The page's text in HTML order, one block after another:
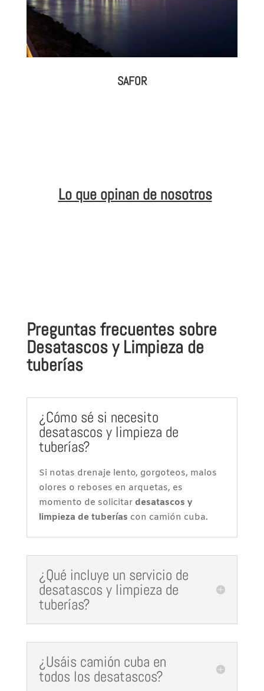
SAFOR
Lo que opinan de nosotros
Preguntas frecuentes sobre
Desatascos y Limpieza de
tuberías
¿Cómo sé si necesito
desatascos y limpieza de
tuberías?
Si notas drenaje lento, gorgoteos, malos
olores o reboses en arquetas, es
momento de solicitar desatascos y
limpieza de tuberías con camión cuba.
¿Qué incluye un servicio de
desatascos y limpieza de
tuberías?
¿Usáis camión cuba en
todos los desatascos?